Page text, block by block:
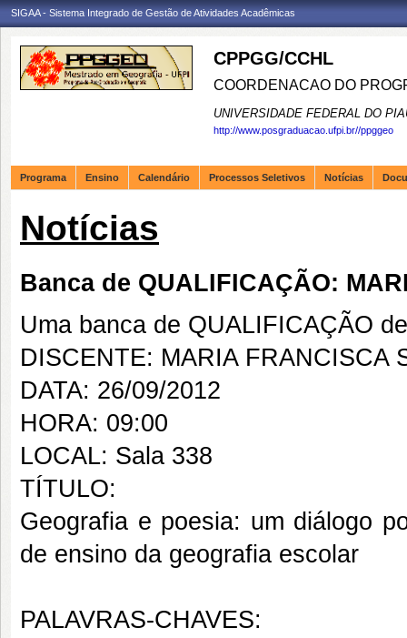
SIGAA - Sistema Integrado de Gestão de Atividades Acadêmicas
CPPGG/CCHL
COORDENACAO DO
UNIVERSIDADE FEDERAL DO
http://www.posgraduacao.ufpi.br//ppggeo
Programa Ensino Calendário Processos Seletivos Notícias
Notícias
Banca de QUALIFICAÇÃO:
Uma banca de QUALIFICAÇÃO
DISCENTE: MARIA FRANCISCA
DATA: 26/09/2012
HORA: 09:00
LOCAL: Sala 338
TÍTULO:
Geografia e poesia: um diálogo
de ensino da geografia escolar
PALAVRAS-CHAVES: